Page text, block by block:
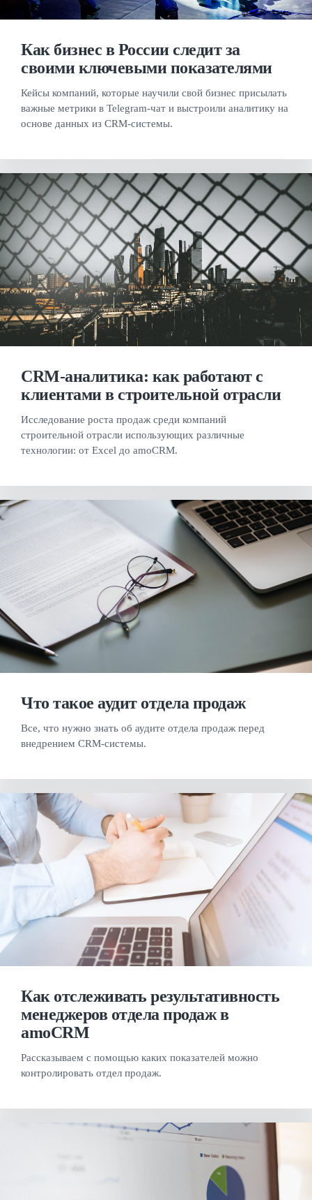
Как бизнес в России следит за
своими ключевыми показателями
Кейсы компаний, которые научили свой бизнес присылать
важные метрики в Telegram-чат и выстроили аналитику на
основе данных из CRM-системы.
CRM-аналитика: как работают с
клиентами в строительной отрасли
Исследование роста продаж среди компаний
строительной отрасли использующих различные
технологии: от Excel до amoCRM.
Что такое аудит отдела продаж
Все, что нужно знать об аудите отдела продаж перед
внедрением CRM-системы.
Как отслеживать результативность
менеджеров отдела продаж в
amoCRM
Рассказываем с помощью каких показателей можно
контролировать отдел продаж.